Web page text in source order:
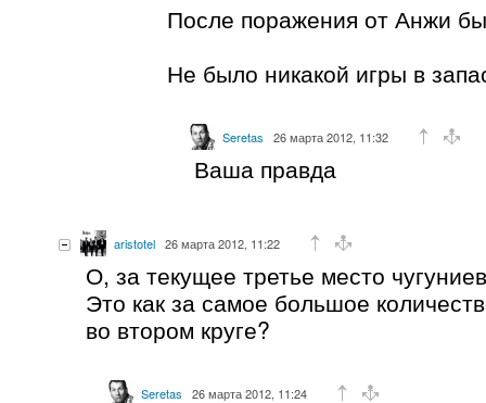
После поражения от Анжи
Не было никакой игры в
Seretas 26 марта 2012, 11:32
Ваша правда
aristotel 26 марта 2012, 11:22
О, за текущее третье место
Это как за самое большое
во втором круге?
Seretas 26 марта 2012, 11:24